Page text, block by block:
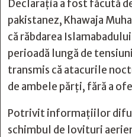
Declarația a fost făcută
pakistanez, Khawaja
că răbdarea
perioadă lungă de
transmis că atacurile
de ambele părți, fără a
Potrivit informațiilor
schimbul de lovituri